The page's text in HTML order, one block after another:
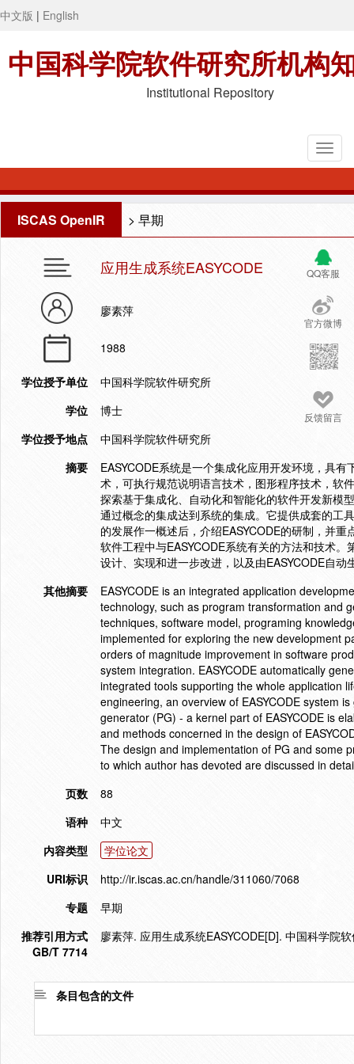
中文版 | English
中国科学院软件研究所机构
Institutional Repository
ISCAS OpenIR > 早期
QQ客服
官方微博
反馈留言
应用生成系统EASYCODE
廖素萍
1988
学位授予单位
中国科学院软件研究所
学位
博士
学位授予地点
中国科学院软件研究所
摘要
EASYCODE系统是一个集成化应用开发环境，具
术，可执行规范说明语言技术，图形程序技术，软
探索基于集成化、自动化和智能化的软件开发新模
通过概念的集成达到系统的集成。它提供成套的工
的发展作一概述后，介绍EASYCODE的研制，并
软件工程中与EASYCODE系统有关的方法和技术
设计、实现和进一步改进，以及由EASYCODE自
其他摘要
EASYCODE is an integrated application
technology, such as program transformation and
techniques, software model, programing
implemented for exploring the new development
orders of magnitude improvement in software
system integration. EASYCODE automatically
integrated tools supporting the whole application
engineering, an overview of EASYCODE system
generator (PG) - a kernel part of EASYCODE is
and methods concerned in the design of
The design and implementation of PG and some
to which author has devoted are discussed in
页数
88
语种
中文
内容类型
学位论文
URI标识
http://ir.iscas.ac.cn/handle/311060/7068
专题
早期
推荐引用方式
GB/T 7714
廖素萍. 应用生成系统EASYCODE[D]. 中国科学院
条目包含的文件